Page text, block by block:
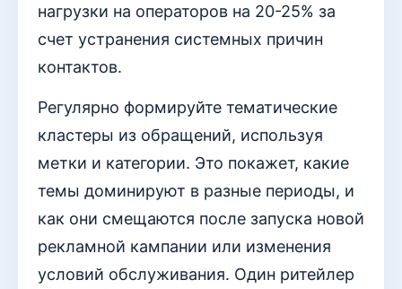
нагрузки на операторов на 20-25% за
счет устранения системных причин
контактов.
Регулярно формируйте тематические
кластеры из обращений, используя
метки и категории. Это покажет, какие
темы доминируют в разные периоды, и
как они смещаются после запуска новой
рекламной кампании или изменения
условий обслуживания. Один ритейлер